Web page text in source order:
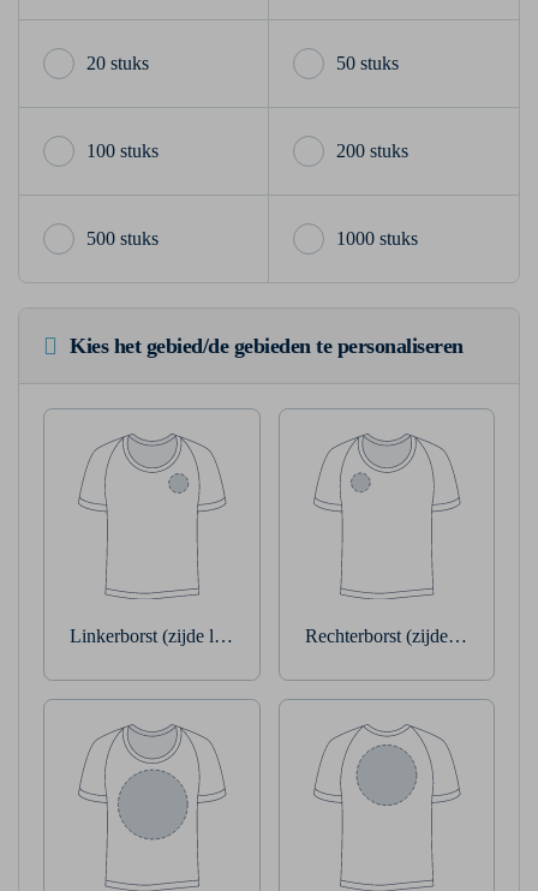
20 stuks 50 stuks
100 stuks 200 stuks
500 stuks 1000 stuks
Kies het gebied/de gebieden te personaliseren
Linkerborst (zijde linkerarm) Rechterborst (zijde